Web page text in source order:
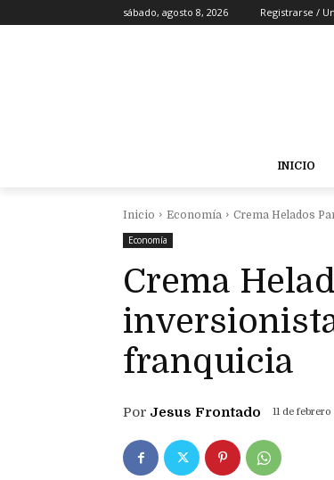
sábado, agosto 8, 2026 Registrarse /
INICIO
Inicio Economía
Crema Helados
Economía
Crema
franquicia
Por Jesus Frontado 11 de